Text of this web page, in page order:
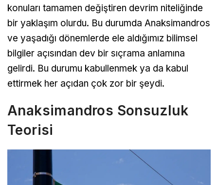
konuları tamamen değiştiren devrim niteliğinde
bir yaklaşım olurdu. Bu durumda Anaksimandros
ve yaşadığı dönemlerde ele aldığımız bilimsel
bilgiler açısından dev bir sıçrama anlamına
gelirdi. Bu durumu kabullenmek ya da kabul
ettirmek her açıdan çok zor bir şeydi.
Anaksimandros Sonsuzluk
Teorisi